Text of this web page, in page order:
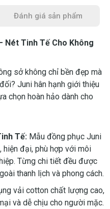
Đánh giá sản phẩm
Nét Tinh Tế Cho Không
sở không chỉ bền đẹp mà
Juni hân hạnh giới thiệu
chọn hoàn hảo dành cho
Tế: Mẫu đồng phục Juni
đại, phù hợp với môi
Từng chi tiết đều được
thanh lịch và phong cách.
vải cotton chất lượng cao,
và dễ chịu cho người mặc.